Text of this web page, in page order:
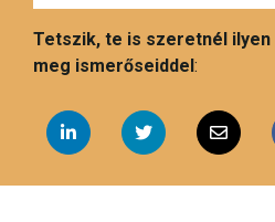
Tetszik, te is szeretnél ilyen
meg ismerőseiddel: